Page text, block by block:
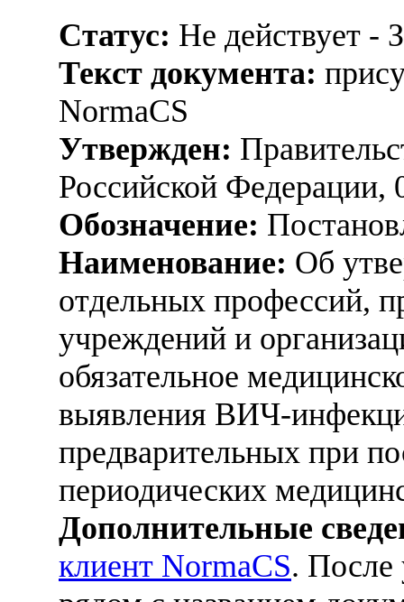
Статус: Не действует -
Текст документа:
NormaCS
Утвержден:
Российской Федерации,
Обозначение:
Наименование: Об
отдельных профессий,
учреждений и
обязательное
выявления ВИЧ-
предварительных при
периодических
Дополнительные
клиент NormaCS. После